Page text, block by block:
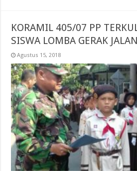
KORAMIL 405/07 PP
SISWA LOMBA GERAK JALAN
Agustus 15, 2018